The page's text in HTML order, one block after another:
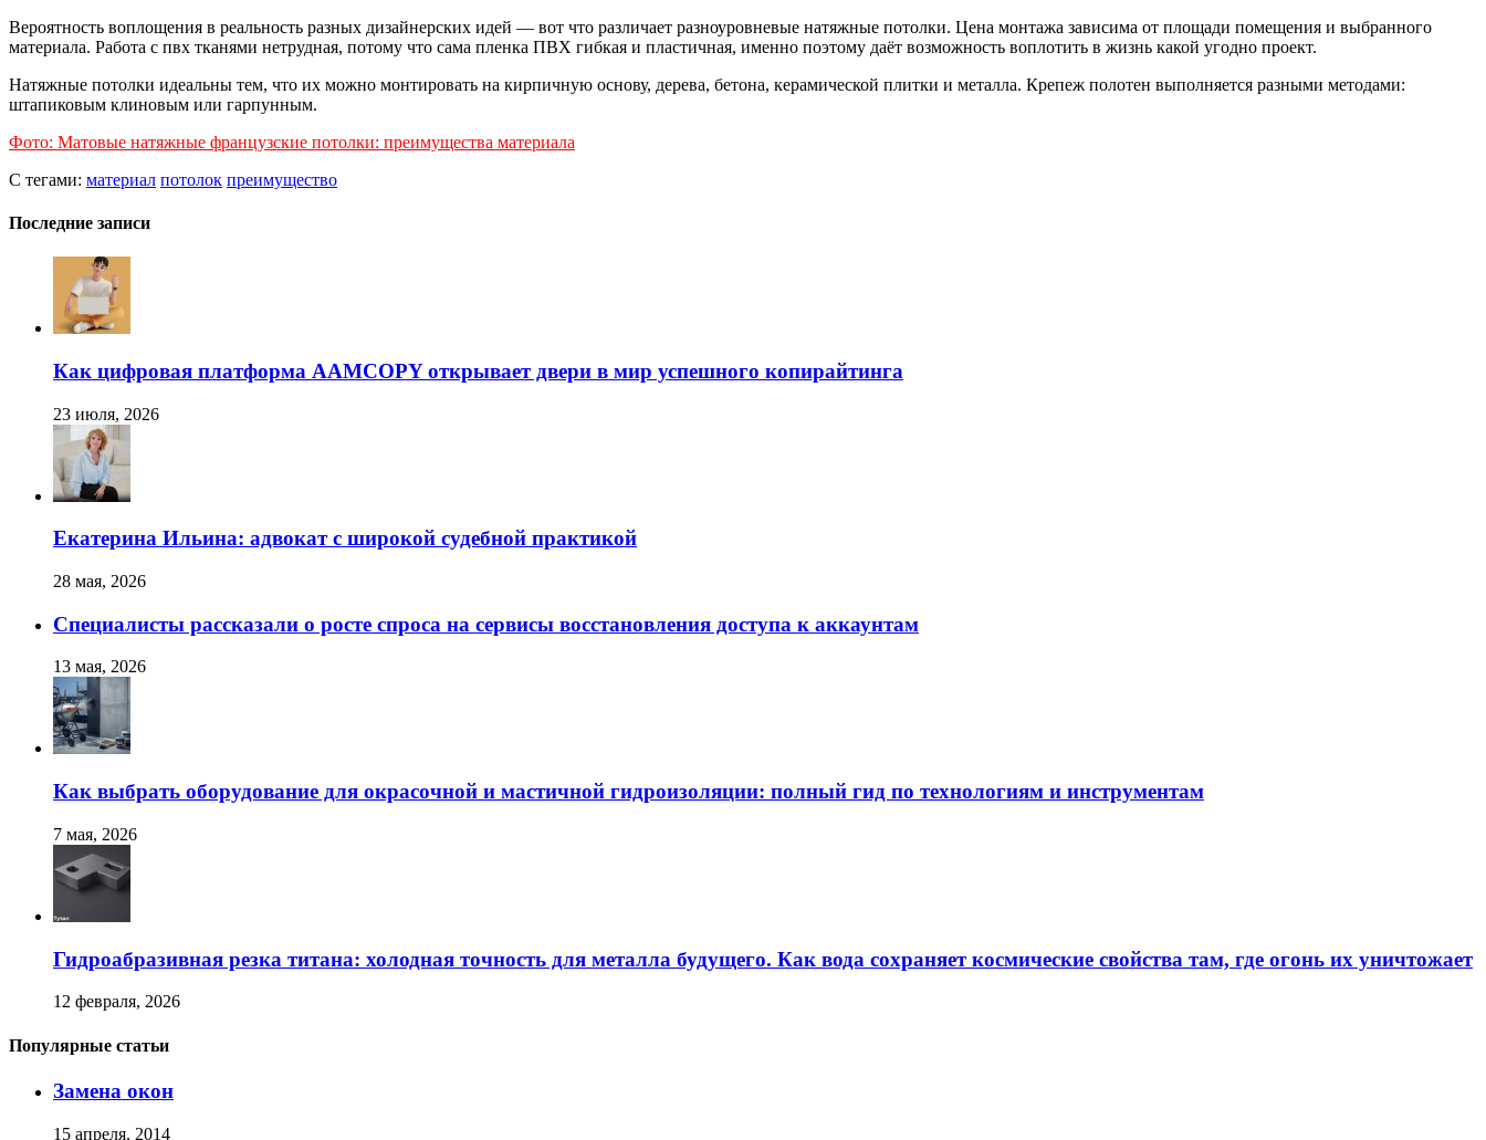
Вероятность воплощения в реальность разных дизайнерских идей — вот что различает разноуровневые натяжные потолки. Цена монтажа зависима от площади помещения и выбранного
материала. Работа с пвх тканями нетрудная, потому что сама пленка ПВХ гибкая и пластичная, именно поэтому даёт возможность воплотить в жизнь какой угодно проект.
Натяжные потолки идеальны тем, что их можно монтировать на кирпичную основу, дерева, бетона, керамической плитки и металла. Крепеж полотен выполняется разными методами:
штапиковым клиновым или гарпунным.
Фото: Матовые натяжные французские потолки: преимущества материала
С тегами: материал потолок преимущество
Последние записи
Как цифровая платформа AAMCOPY открывает двери в мир успешного копирайтинга
23 июля, 2026
Екатерина Ильина: адвокат с широкой судебной практикой
28 мая, 2026
Специалисты рассказали о росте спроса на сервисы восстановления доступа к аккаунтам
13 мая, 2026
Как выбрать оборудование для окрасочной и мастичной гидроизоляции: полный гид по технологиям и инструментам
7 мая, 2026
Гидроабразивная резка титана: холодная точность для металла будущего. Как вода сохраняет космические свойства там, где огонь их уничтожает
12 февраля, 2026
Популярные статьи
Замена окон
15 апреля, 2014